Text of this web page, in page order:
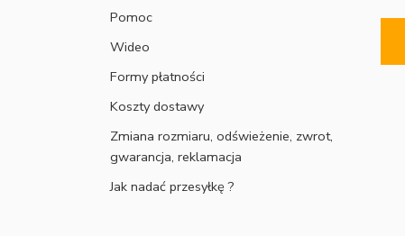
Pomoc
Wideo
Formy płatności
Koszty dostawy
Zmiana rozmiaru, odświeżenie, zwrot,
gwarancja, reklamacja
Jak nadać przesyłkę ?